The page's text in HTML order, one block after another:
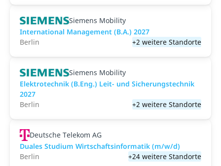
Siemens Mobility
International Management (B.A.) 2027
Berlin
+2 weitere Standorte
Siemens Mobility
Elektrotechnik (B.Eng.) Leit- und Sicherungstechnik
2027
Berlin
+2 weitere Standorte
Deutsche Telekom AG
Duales Studium Wirtschaftsinformatik (m/w/d)
Berlin
+24 weitere Standorte